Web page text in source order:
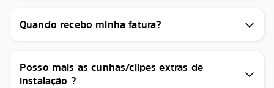
Quando recebo minha fatura?
Posso mais as cunhas/clipes extras de
instalação ?